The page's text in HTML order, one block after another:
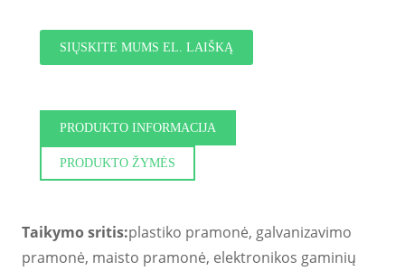
SIŲSKITE MUMS EL. LAIŠKĄ
PRODUKTO INFORMACIJA
PRODUKTO ŽYMĖS
Taikymo sritis:plastiko pramonė, galvanizavimo
pramonė, maisto pramonė, elektronikos gaminių